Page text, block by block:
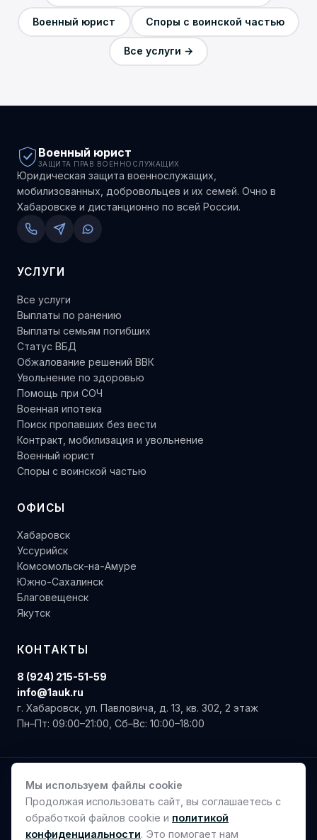
Военный юрист Споры с воинской частью
Все услуги →
Военный юрист
ЗАЩИТА ПРАВ ВОЕННОСЛУЖАЩИХ
Юридическая защита военнослужащих,
мобилизованных, добровольцев и их семей. Очно в
Хабаровске и дистанционно по всей России.
УСЛУГИ
Все услуги
Выплаты по ранению
Выплаты семьям погибших
Статус ВБД
Обжалование решений ВВК
Увольнение по здоровью
Помощь при СОЧ
Военная ипотека
Поиск пропавших без вести
Контракт, мобилизация и увольнение
Военный юрист
Споры с воинской частью
ОФИСЫ
Хабаровск
Уссурийск
Комсомольск-на-Амуре
Южно-Сахалинск
Благовещенск
Якутск
КОНТАКТЫ
8 (924) 215-51-59
info@1auk.ru
г. Хабаровск, ул. Павловича, д. 13, кв. 302, 2 этаж
Пн–Пт: 09:00–21:00, Сб–Вс: 10:00–18:00
ОГРН 1222700004295 · ИНН 2724248578 / КПП 272401001
Сайт не является публичной офертой. Информация на сайте
носит справочный характер.Политика конфиденциальности
Договор оферты
Мы используем файлы cookie
Продолжая использовать сайт, вы соглашаетесь с
обработкой файлов cookie и политикой
конфиденциальности. Это помогает нам